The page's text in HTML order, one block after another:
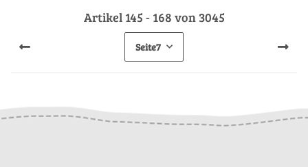
Artikel 145 - 168 von 3045
Seite7